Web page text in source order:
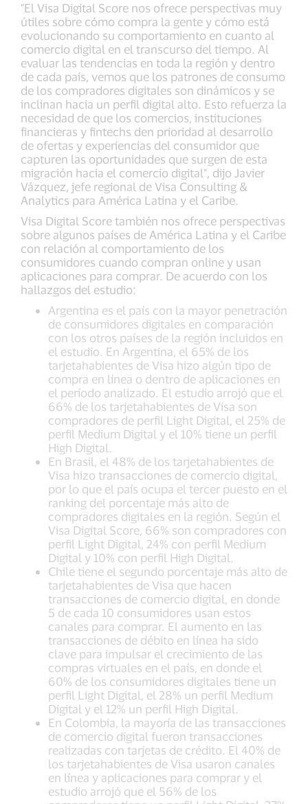
"El Visa Digital Score nos ofrece perspectivas muy
útiles sobre cómo compra la gente y cómo está
evolucionando su comportamiento en cuanto al
comercio digital en el transcurso del tiempo. Al
evaluar las tendencias en toda la región y dentro
de cada país, vemos que los patrones de consumo
de los compradores digitales son dinámicos y se
inclinan hacia un perfil digital alto. Esto refuerza la
necesidad de que los comercios, instituciones
financieras y fintechs den prioridad al desarrollo
de ofertas y experiencias del consumidor que
capturen las oportunidades que surgen de esta
migración hacia el comercio digital", dijo Javier
Vázquez, jefe regional de Visa Consulting &
Analytics para América Latina y el Caribe.
Visa Digital Score también nos ofrece perspectivas
sobre algunos países de América Latina y el Caribe
con relación al comportamiento de los
consumidores cuando compran online y usan
aplicaciones para comprar. De acuerdo con los
hallazgos del estudio:
Argentina es el país con la mayor penetración
de consumidores digitales en comparación
con los otros países de la región incluidos en
el estudio. En Argentina, el 65% de los
tarjetahabientes de Visa hizo algún tipo de
compra en línea o dentro de aplicaciones en
el período analizado. El estudio arrojó que el
66% de los tarjetahabientes de Visa son
compradores de perfil Light Digital, el 25% de
perfil Medium Digital y el 10% tiene un perfil
High Digital.
En Brasil, el 48% de los tarjetahabientes de
Visa hizo transacciones de comercio digital,
por lo que el país ocupa el tercer puesto en el
ranking del porcentaje más alto de
compradores digitales en la región. Según el
Visa Digital Score, 66% son compradores con
perfil Light Digital, 24% con perfil Medium
Digital y 10% con perfil High Digital.
Chile tiene el segundo porcentaje más alto de
tarjetahabientes de Visa que hacen
transacciones de comercio digital, en donde
5 de cada 10 consumidores usan estos
canales para comprar. El aumento en las
transacciones de débito en línea ha sido
clave para impulsar el crecimiento de las
compras virtuales en el país, en donde el
60% de los consumidores digitales tiene un
perfil Light Digital, el 28% un perfil Medium
Digital y el 12% un perfil High Digital.
En Colombia, la mayoría de las transacciones
de comercio digital fueron transacciones
realizadas con tarjetas de crédito. El 40% de
los tarjetahabientes de Visa usaron canales
en línea y aplicaciones para comprar y el
estudio arrojó que el 56% de los